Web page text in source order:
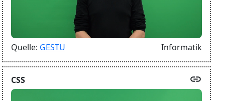
Quelle: GESTU Informatik
CSS link